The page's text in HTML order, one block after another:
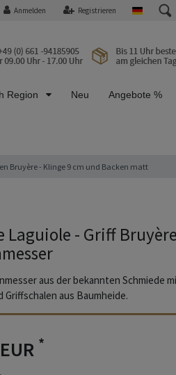
Anmelden Registrieren
Region Neu Angebote %
Bruyère - Klinge 9 cm und Backen matt
Laguiole - Griff
aus der bekannten Schmiede
Griffschalen aus Baumheide.
*